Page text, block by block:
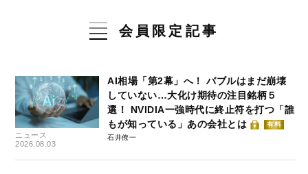
会員限定記事
ニュース
2026.08.03
AI相場「第2幕」へ！ バブルはまだ崩壊
していない…大化け期待の注目銘柄５
選！ NVIDIA一強時代に終止符を打つ「誰
もが知っている」あの会社とは
有料
石井僚一